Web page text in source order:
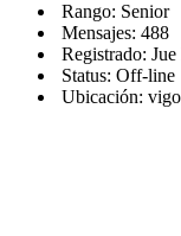
Rango: Senior
Mensajes: 488
Registrado:
Status: Off-line
Ubicación: vigo